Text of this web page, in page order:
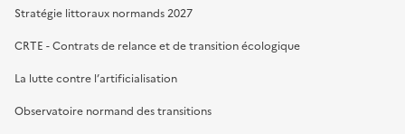
Stratégie littoraux normands 2027
CRTE - Contrats de relance et de transition écologique
La lutte contre l’artificialisation
Observatoire normand des transitions